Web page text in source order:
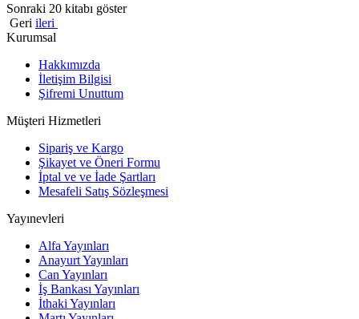
Sonraki 20 kitabı göster
Geri ileri
Kurumsal
Hakkımızda
İletişim Bilgisi
Şifremi Unuttum
Müşteri Hizmetleri
Sipariş ve Kargo
Şikayet ve Öneri Formu
İptal ve ve İade Şartları
Mesafeli Satış Sözleşmesi
Yayınevleri
Alfa Yayınları
Anayurt Yayınları
Can Yayınları
İş Bankası Yayınları
İthaki Yayınları